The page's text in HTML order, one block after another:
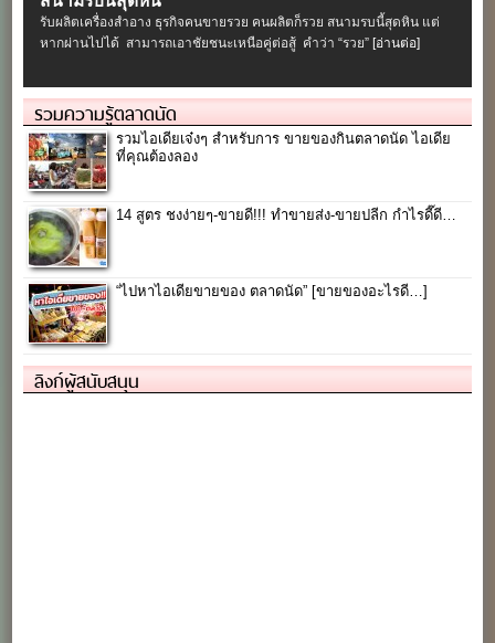
รับผลิตเครื่องสําอาง ธุรกิจคนขายรวย คนผลิตก็รวย สนามรบนี้สุดหิน แต่
หากผ่านไปได้ สามารถเอาชัยชนะเหนือคู่ต่อสู้ คำว่า “รวย” [อ่านต่อ]
รวมความรู้ตลาดนัด
รวมไอเดียเจ๋งๆ สำหรับการ ขายของกินตลาดนัด ไอเดีย
ที่คุณต้องลอง
14 สูตร ชงง่ายๆ-ขายดี!!! ทำขายส่ง-ขายปลีก กำไรดี๊ดี…
“ไปหาไอเดียขายของ ตลาดนัด” [ขายของอะไรดี…]
ลิงก์ผู้สนับสนุน